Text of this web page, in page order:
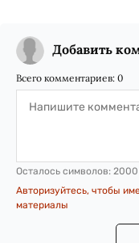
Добавить
Всего комментариев: 0
Осталось символов: 2000
Авторизуйтесь, чтобы
материалы